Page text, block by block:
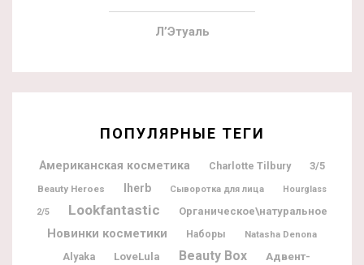
Л’Этуаль
ПОПУЛЯРНЫЕ ТЕГИ
Американская косметика Charlotte Tilbury 3/5
Beauty Heroes Iherb Сыворотка для лица Hourglass
2/5 Lookfantastic Органическое\натуральное
Новинки косметики Наборы Natasha Denona
Alyaka LoveLula Beauty Box
Адвент-